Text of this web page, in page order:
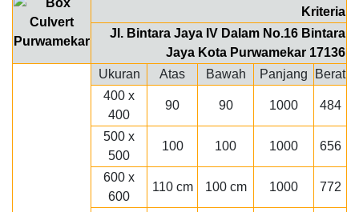
Kriteria
Jl. Bintara Jaya IV Dalam No.16 Bintara
Jaya Kota Purwamekar 17136
Ukuran
Atas Bawah Panjang
Berat
400 x
400
90 90 1000 484
500 x
500
100 100 1000 656
600 x
600
110 cm 100 cm 1000 772